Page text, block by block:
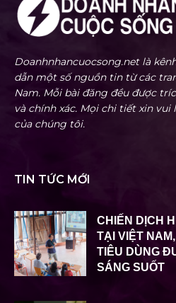
Doanhnhancuocsong.net là
dẫn một số nguồn tin từ các
Nam. Mỗi bài đăng đều được
và chính xác. Mọi chi tiết xin
của chúng tôi.
TIN TỨC MỚI
CHIẾN DỊCH
TẠI VIỆT
TIÊU DÙNG
SÁNG SUỐT